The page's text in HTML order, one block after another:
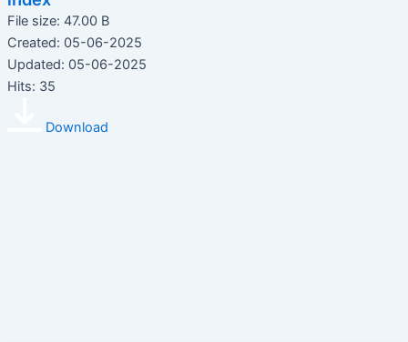
File size: 47.00 B
Created: 05-06-2025
Updated: 05-06-2025
Hits: 35
Download